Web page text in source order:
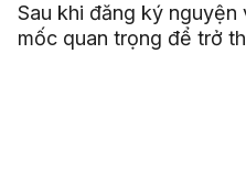
Sau khi đăng ký
mốc quan trọng để trở